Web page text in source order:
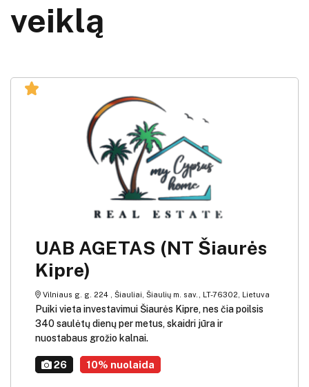
veiklą
UAB AGETAS (NT Šiaurės
Kipre)
Vilniaus g. g. 224 , Šiauliai, Šiaulių m. sav., LT-76302, Lietuva
Puiki vieta investavimui Šiaurės Kipre, nes čia poilsis
340 saulėtų dienų per metus, skaidri jūra ir
nuostabaus grožio kalnai.
26 10% nuolaida